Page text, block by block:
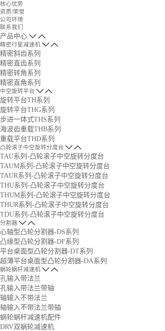
核心优势
资质/荣誉
公司环境
联系我们
产品中心
精密行星减速机
精密斜齿系列
精密直齿系列
精密转角系列
精密直角系列
中空旋转平台
旋转平台TH系列
旋转平台THG系列
步进一体式THS系列
海波齿重载THB系列
重载平台THD系列
凸轮滚子中空旋转分度台
TAU系列-凸轮滚子中空旋转分度台
TAUM系列-凸轮滚子中空旋转分度台
TAUR系列-凸轮滚子中空旋转分度台
THU系列-凸轮滚子中空旋转分度台
THUM系列-凸轮滚子中空旋转分度台
THUR系列-凸轮滚子中空旋转分度台
TDU系列-凸轮滚子中空旋转分度台
分割器
心轴型凸轮分割器-DS系列
凸缘型凸轮分割器-DF系列
平台桌面型凸轮分割器-DT系列
超薄平台桌面型凸轮分割器-DA系列
蜗轮蜗杆减速机
孔输入带法兰
孔输入带法兰带轴
轴输入不带法兰
轴输入不带法兰带轴
蜗轮蜗杆减速机配件
DRV双蜗轮减速机